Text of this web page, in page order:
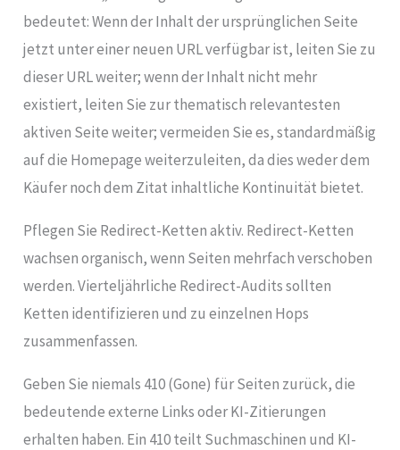
bedeutet: Wenn der Inhalt der ursprünglichen Seite
jetzt unter einer neuen URL verfügbar ist, leiten Sie zu
dieser URL weiter; wenn der Inhalt nicht mehr
existiert, leiten Sie zur thematisch relevantesten
aktiven Seite weiter; vermeiden Sie es, standardmäßig
auf die Homepage weiterzuleiten, da dies weder dem
Käufer noch dem Zitat inhaltliche Kontinuität bietet.
Pflegen Sie Redirect-Ketten aktiv. Redirect-Ketten
wachsen organisch, wenn Seiten mehrfach verschoben
werden. Vierteljährliche Redirect-Audits sollten
Ketten identifizieren und zu einzelnen Hops
zusammenfassen.
Geben Sie niemals 410 (Gone) für Seiten zurück, die
bedeutende externe Links oder KI-Zitierungen
erhalten haben. Ein 410 teilt Suchmaschinen und KI-